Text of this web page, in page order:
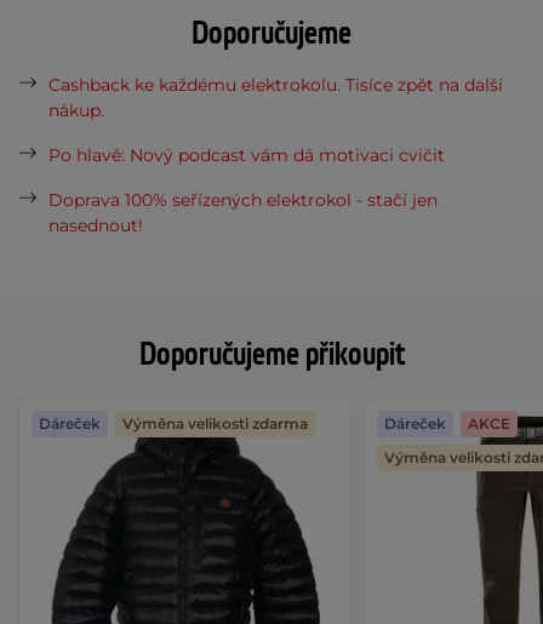
Doporučujeme přikoupit
Dáreček Výměna velikosti zdarma Dáreček
AKCE
Výměna velikosti
Doporučujeme
Cashback ke každému elektrokolu. Tisíce zpět na další
nákup.
Po hlavě: Nový podcast vám dá motivaci cvičit
Doprava 100% seřízených elektrokol - stačí jen
nasednout!